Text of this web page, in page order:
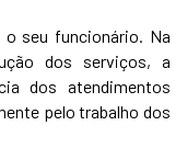
seu funcionário. Na
dos serviços, a
dos atendimentos
pelo trabalho dos